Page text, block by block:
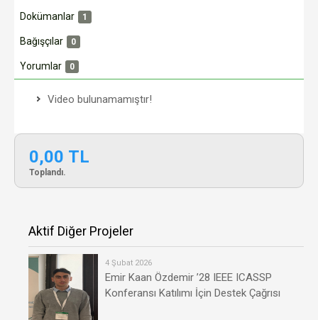
Dokümanlar 1
Bağışçılar 0
Yorumlar 0
Video bulunamamıştır!
0,00 TL
Toplandı.
Aktif Diğer Projeler
4 Şubat 2026
Emir Kaan Özdemir ’28 IEEE ICASSP
Konferansı Katılımı İçin Destek Çağrısı